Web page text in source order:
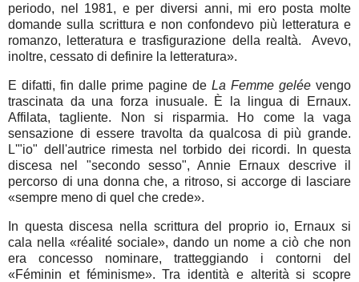
periodo, nel 1981, e per diversi anni, mi ero posta molte
domande sulla scrittura e non confondevo più letteratura e
romanzo, letteratura e trasfigurazione della realtà. Avevo,
inoltre, cessato di definire la letteratura».
E difatti, fin dalle prime pagine de La Femme gelée vengo
trascinata da una forza inusuale. È la lingua di Ernaux.
Affilata, tagliente. Non si risparmia. Ho come la vaga
sensazione di essere travolta da qualcosa di più grande.
L'"io" dell'autrice rimesta nel torbido dei ricordi. In questa
discesa nel "secondo sesso", Annie Ernaux descrive il
percorso di una donna che, a ritroso, si accorge di lasciare
«sempre meno di quel che crede».
In questa discesa nella scrittura del proprio io, Ernaux si
cala nella «réalité sociale», dando un nome a ciò che non
era concesso nominare, tratteggiando i contorni del
«Féminin et féminisme». Tra identità e alterità si scopre